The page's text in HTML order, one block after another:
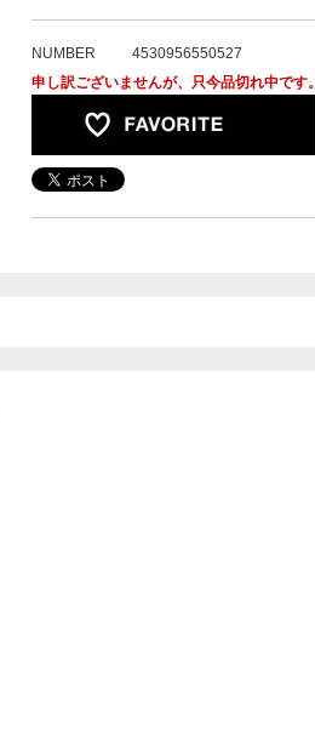
NUMBER
4530956550527
申し訳ございませんが、只今品切れ中です。